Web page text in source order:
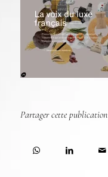
Partager cette publication